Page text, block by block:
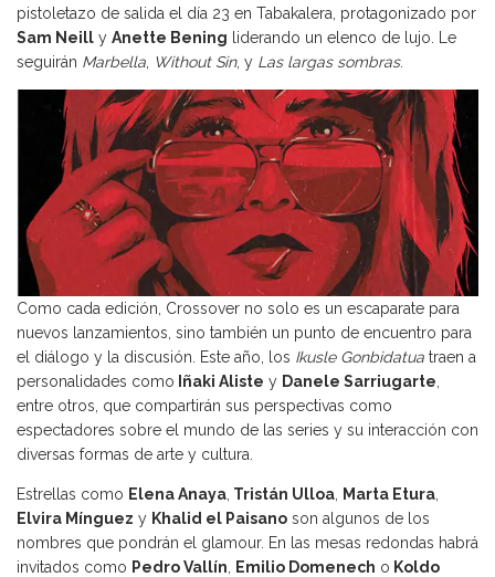
pistoletazo de salida el día 23 en Tabakalera, protagonizado por
Sam Neill y Anette Bening liderando un elenco de lujo. Le
seguirán Marbella, Without Sin, y Las largas sombras.
Como cada edición, Crossover no solo es un escaparate para
nuevos lanzamientos, sino también un punto de encuentro para
el diálogo y la discusión. Este año, los Ikusle Gonbidatua traen a
personalidades como Iñaki Aliste y Danele Sarriugarte
entre otros, que compartirán sus perspectivas como
espectadores sobre el mundo de las series y su interacción con
diversas formas de arte y cultura.
Estrellas como Elena Anaya Tristán Ulloa Marta Etura
Elvira Mínguez y Khalid el Paisano son algunos de los
nombres que pondrán el glamour. En las mesas redondas habrá
invitados como Pedro Vallín Emilio Domenech o Koldo